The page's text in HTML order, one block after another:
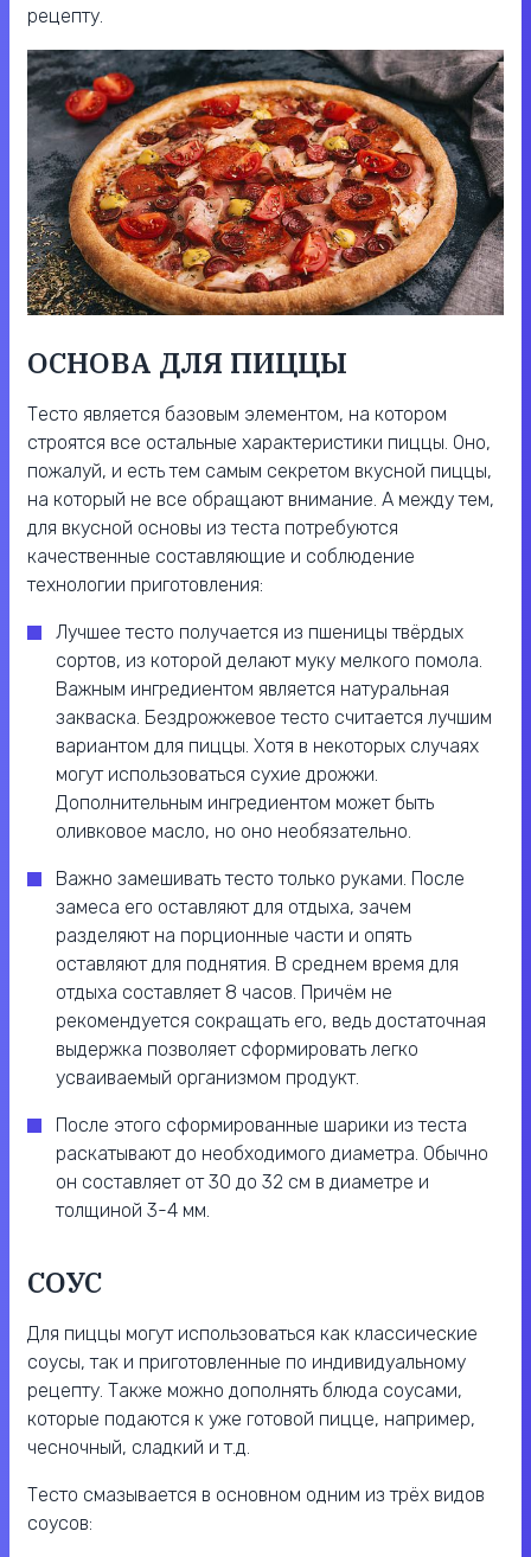
рецепту.
ОСНОВА ДЛЯ ПИЦЦЫ
Тесто является базовым элементом, на котором
строятся все остальные характеристики пиццы. Оно,
пожалуй, и есть тем самым секретом вкусной пиццы,
на который не все обращают внимание. А между тем,
для вкусной основы из теста потребуются
качественные составляющие и соблюдение
технологии приготовления:
Лучшее тесто получается из пшеницы твёрдых
сортов, из которой делают муку мелкого помола.
Важным ингредиентом является натуральная
закваска. Бездрожжевое тесто считается лучшим
вариантом для пиццы. Хотя в некоторых случаях
могут использоваться сухие дрожжи.
Дополнительным ингредиентом может быть
оливковое масло, но оно необязательно.
Важно замешивать тесто только руками. После
замеса его оставляют для отдыха, зачем
разделяют на порционные части и опять
оставляют для поднятия. В среднем время для
отдыха составляет 8 часов. Причём не
рекомендуется сокращать его, ведь достаточная
выдержка позволяет сформировать легко
усваиваемый организмом продукт.
После этого сформированные шарики из теста
раскатывают до необходимого диаметра. Обычно
он составляет от 30 до 32 см в диаметре и
толщиной 3-4 мм.
СОУС
Для пиццы могут использоваться как классические
соусы, так и приготовленные по индивидуальному
рецепту. Также можно дополнять блюда соусами,
которые подаются к уже готовой пицце, например,
чесночный, сладкий и т.д.
Тесто смазывается в основном одним из трёх видов
соусов: